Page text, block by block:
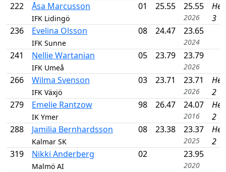
222
Åsa Marcusson
IFK Lidingö
01 25.55 25.55
2026
3
236
Evelina Olsson
IFK Sunne
08 24.47 23.65
2024
241 Nellie Wartanian
IFK Umeå
05 23.79 23.79
2026
266 Wilma Svenson
IFK Växjö
03 23.71 23.71
2026
2
279
Emelie Rantzow
IK Ymer
98 26.47 24.07
2016
2
288
Jamilia Bernhardsson
Kalmar SK
08 23.38 23.37
2025
2
319
Nikki Anderberg
Malmö AI
02 23.95
2020